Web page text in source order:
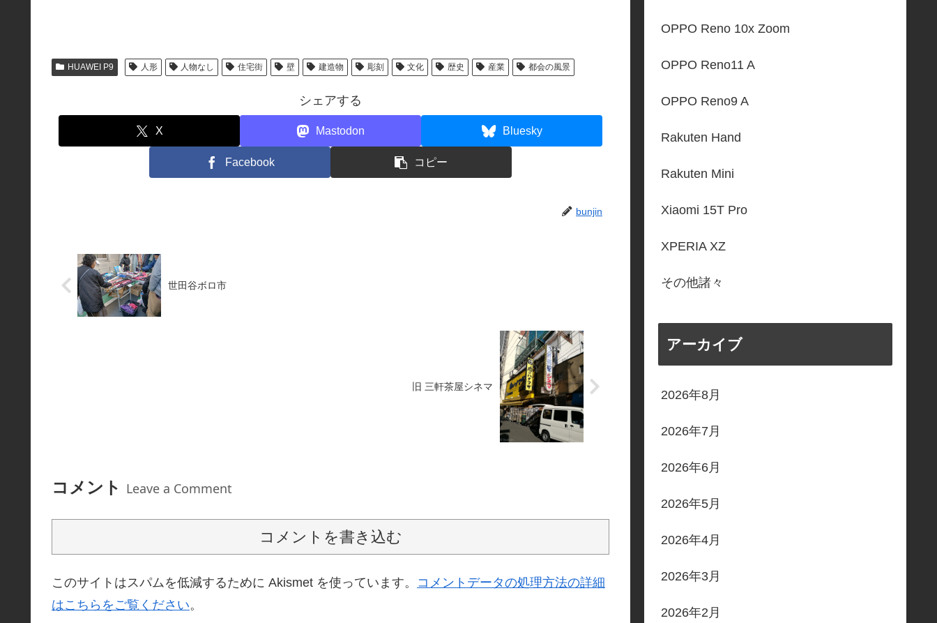
HUAWEI P9 人形 人物なし 住宅街 壁 建造物 彫刻 文化 歴史 産業 都会の風景
シェアする
X Mastodon Bluesky
Facebook コピー
bunjin
世田谷ボロ市
旧 三軒茶屋シネマ
コメント Leave a Comment
コメントを書き込む
このサイトはスパムを低減するために Akismet を使っています。 コメントデータの処理方法の詳細
はこちらをご覧ください。
OPPO Reno 10x Zoom
OPPO Reno11 A
OPPO Reno9 A
Rakuten Hand
Rakuten Mini
Xiaomi 15T Pro
XPERIA XZ
その他諸々
アーカイブ
2026年8月
2026年7月
2026年6月
2026年5月
2026年4月
2026年3月
2026年2月